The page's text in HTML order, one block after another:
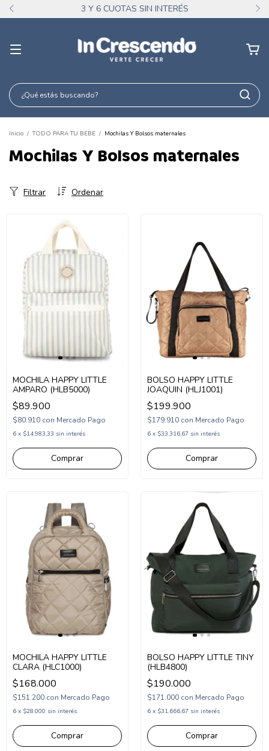
3 Y 6 CUOTAS SIN INTERÉS
Inicio / TODO PARA TU BEBE / Mochilas Y Bolsos maternales
Mochilas Y Bolsos maternales
Ordenar
Filtrar
MOCHILA HAPPY LITTLE
AMPARO (HLB5000)
$89.900
$80.910 con Mercado Pago
6 x $14.983,33 sin interés
Comprar
BOLSO HAPPY LITTLE
JOAQUIN (HLJ1001)
$199.900
$179.910 con Mercado Pago
6 x $33.316,67 sin interés
Comprar
MOCHILA HAPPY LITTLE
CLARA (HLC1000)
$168.000
$151.200 con Mercado Pago
6 x $28.000 sin interés
Comprar
BOLSO HAPPY LITTLE TINY
(HLB4800)
$190.000
$171.000 con Mercado Pago
6 x $31.666,67 sin interés
Comprar